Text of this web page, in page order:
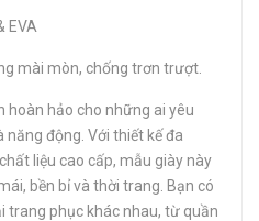
EVA
mài mòn, chống trơn trượt.
hoàn hảo cho những ai yêu
động. Với thiết kế đa
liệu cao cấp, mẫu giày này
bền bỉ và thời trang. Bạn có
trang phục khác nhau, từ quần